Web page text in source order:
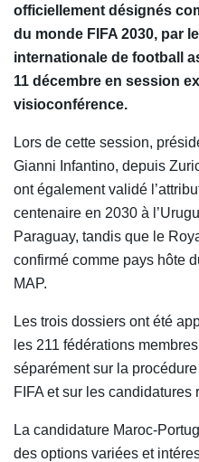
officiellement désignés
du monde FIFA 2030, par
internationale de football
11 décembre en session
visioconférence.
Lors de cette session,
Gianni Infantino, depuis
ont également validé
centenaire en 2030 à
Paraguay, tandis que le
confirmé comme pays hôte
MAP.
Les trois dossiers ont été
les 211 fédérations
séparément sur la
FIFA et sur les candidatures
La candidature Maroc-
des options variées et